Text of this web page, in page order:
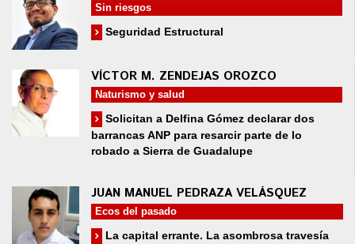
Sin riesgos
Seguridad Estructural
VÍCTOR M. ZENDEJAS OROZCO
Naturismo y salud
Solicitan a Delfina Gómez declarar dos
barrancas ANP para resarcir parte de lo
robado a Sierra de Guadalupe
JUAN MANUEL PEDRAZA VELÁSQUEZ
Ecos del pasado
La capital errante. La asombrosa travesía